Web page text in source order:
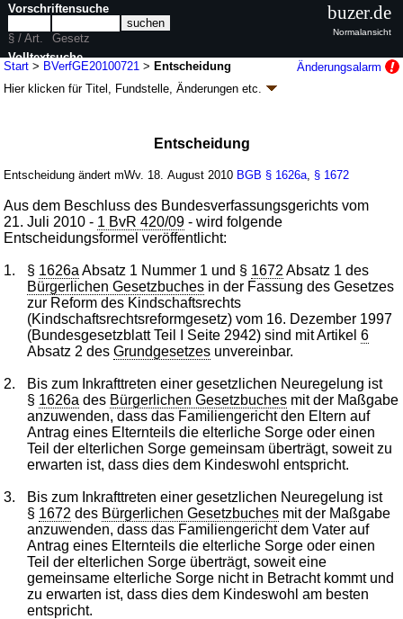
Start > BVerfGE20100721 >Entscheidung
Änderungsalarm
Hier klicken fürTitel, Fundstelle, Änderungen etc.
Bundesverfassungsgerichts - 1 BvR 420/09 -
(zu § 1626a Absatz 1 Nummer 1 und § 1672
Absatz 1 des Bürgerlichen Gesetzbuches)
B. v. 09.08.2010 BGBl. I S. 1173(Nr. 43)
Geltung ab 18.08.2010; FNA: 1104-5Bundesverfassungsgericht
Entscheidung
Entscheidung ändert mWv. 18. August 2010 BGB § 1626a § 1672
Aus dem Beschluss des Bundesverfassungsgerichts vom
21. Juli 2010 - 1 BvR 420/09 - wird folgende
Entscheidungsformel veröffentlicht:
1. § 1626a Absatz 1 Nummer 1 und § 1672 Absatz 1 des
Bürgerlichen Gesetzbuches in der Fassung des Gesetzes
zur Reform des Kindschaftsrechts
(Kindschaftsrechtsreformgesetz) vom 16. Dezember 1997
(Bundesgesetzblatt Teil I Seite 2942) sind mit Artikel6
Absatz 2 desGrundgesetzes unvereinbar.
2.
Bis zum Inkrafttreten einer gesetzlichen Neuregelung ist
§ 1626a des Bürgerlichen Gesetzbuches mit der Maßgabe
anzuwenden, dass das Familiengericht den Eltern auf
Antrag eines Elternteils die elterliche Sorge oder einen
Teil der elterlichen Sorge gemeinsam überträgt, soweit zu
erwarten ist, dass dies dem Kindeswohl entspricht.
3.
Bis zum Inkrafttreten einer gesetzlichen Neuregelung ist
§ 1672 des Bürgerlichen Gesetzbuches mit der Maßgabe
anzuwenden, dass das Familiengericht dem Vater auf
Antrag eines Elternteils die elterliche Sorge oder einen
Teil der elterlichen Sorge überträgt, soweit eine
gemeinsame elterliche Sorge nicht in Betracht kommt und
zu erwarten ist, dass dies dem Kindeswohl am besten
entspricht.
Vorschriftensuche
§ / Art.
Gesetz
Volltextsuche
nur in BVerfGE20100721
buzer.de
Normalansicht